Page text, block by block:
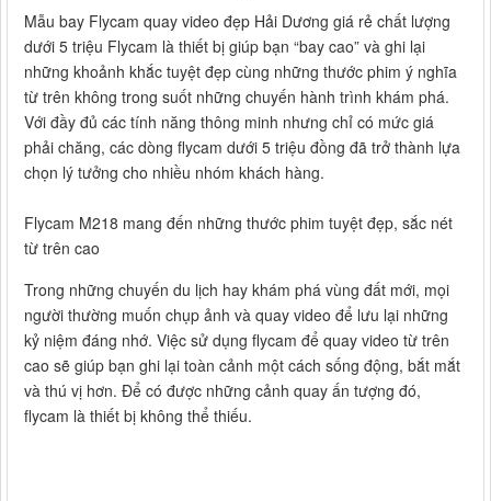
Mẫu bay Flycam quay video đẹp Hải Dương giá rẻ chất lượng
dưới 5 triệu Flycam là thiết bị giúp bạn “bay cao” và ghi lại
những khoảnh khắc tuyệt đẹp cùng những thước phim ý nghĩa
từ trên không trong suốt những chuyến hành trình khám phá.
Với đầy đủ các tính năng thông minh nhưng chỉ có mức giá
phải chăng, các dòng flycam dưới 5 triệu đồng đã trở thành lựa
chọn lý tưởng cho nhiều nhóm khách hàng.
Flycam M218 mang đến những thước phim tuyệt đẹp, sắc nét
từ trên cao
Trong những chuyến du lịch hay khám phá vùng đất mới, mọi
người thường muốn chụp ảnh và quay video để lưu lại những
kỷ niệm đáng nhớ. Việc sử dụng flycam để quay video từ trên
cao sẽ giúp bạn ghi lại toàn cảnh một cách sống động, bắt mắt
và thú vị hơn. Để có được những cảnh quay ấn tượng đó,
flycam là thiết bị không thể thiếu.